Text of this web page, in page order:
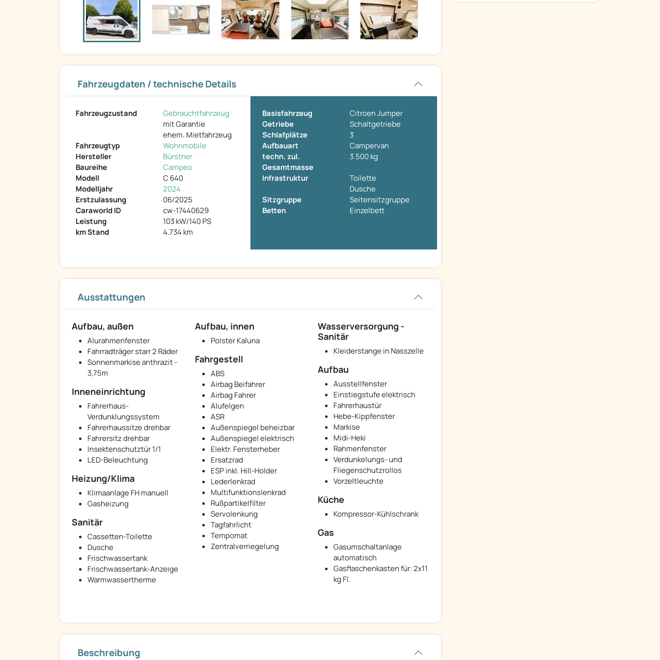
Fahrzeugdaten / technische Details
Fahrzeugzustand
Gebrauchtfahrzeug
mit Garantie
ehem. Mietfahrzeug
Fahrzeugtyp
Wohnmobile
Hersteller
Bürstner
Baureihe
Campeo
Modell
C 640
Modelljahr
2024
Erstzulassung
06/2025
Caraworld ID
cw-17440629
Leistung
103 kW/140 PS
km Stand
4.734 km
Basisfahrzeug
Citroen Jumper
Getriebe
Schaltgetriebe
Schlafplätze
3
Aufbauart
Campervan
techn. zul.
Gesamtmasse
3.500 kg
Infrastruktur
Toilette
Dusche
Sitzgruppe
Seitensitzgruppe
Betten
Einzelbett
Ausstattungen
Aufbau, außen
Alurahmenfenster
Fahrradträger starr 2 Räder
Sonnenmarkise anthrazit -
3,75m
Aufbau, innen
Polster Kaluna
Wasserversorgung -
Sanitär
Kleiderstange in Nasszelle
Fahrgestell
ABS
Airbag Beifahrer
Airbag Fahrer
Alufelgen
ASR
Außenspiegel beheizbar
Außenspiegel elektrisch
Elektr. Fensterheber
Ersatzrad
ESP inkl. Hill-Holder
Lederlenkrad
Multifunktionslenkrad
Rußpartikelfilter
Servolenkung
Tagfahrlicht
Tempomat
Zentralverriegelung
Aufbau
Ausstellfenster
Einstiegstufe elektrisch
Fahrerhaustür
Hebe-Kippfenster
Markise
Midi-Heki
Rahmenfenster
Verdunkelungs- und
Fliegenschutzrollos
Vorzeltleuchte
Inneneinrichtung
Fahrerhaus-
Verdunklungssystem
Fahrerhaussitze drehbar
Fahrersitz drehbar
Insektenschutztür 1/1
LED-Beleuchtung
Heizung/Klima
Klimaanlage FH manuell
Gasheizung
Küche
Kompressor-Kühlschrank
Sanitär
Cassetten-Toilette
Dusche
Frischwassertank
Frischwassertank-Anzeige
Warmwassertherme
Gas
Gasumschaltanlage
automatisch
Gasflaschenkasten für: 2x11
kg Fl.
Beschreibung